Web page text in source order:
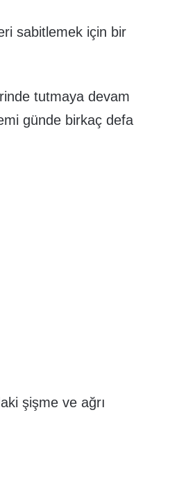
sabitlemek için bir
tutmaya devam
günde birkaç defa
şişme ve ağrı